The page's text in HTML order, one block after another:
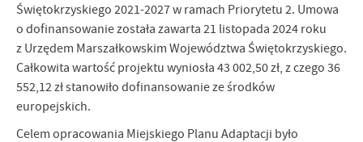
Świętokrzyskiego 2021-2027 w ramach Priorytetu 2. Umowa
o dofinansowanie została zawarta 21 listopada 2024 roku
z Urzędem Marszałkowskim Województwa Świętokrzyskiego.
Całkowita wartość projektu wyniosła 43 002,50 zł, z czego 36
552,12 zł stanowiło dofinansowanie ze środków
europejskich.
Celem opracowania Miejskiego Planu Adaptacji było